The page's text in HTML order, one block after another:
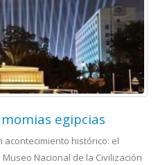
egipcias
acontecimiento histórico: el
Nacional de la Civilización